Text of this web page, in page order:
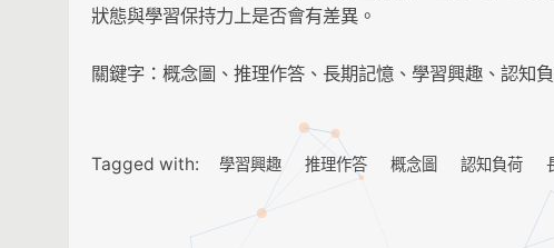
狀態與學習保持力上是否會有差異。
關鍵字：概念圖、推理作答、長期記憶、學習興趣、認知
Tagged with: 學習興趣 推理作答 概念圖 認知負荷